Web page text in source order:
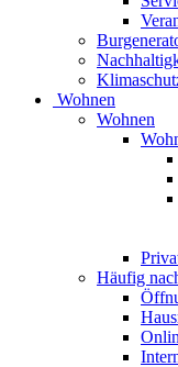
Wohnen
Wohnen
Häufig